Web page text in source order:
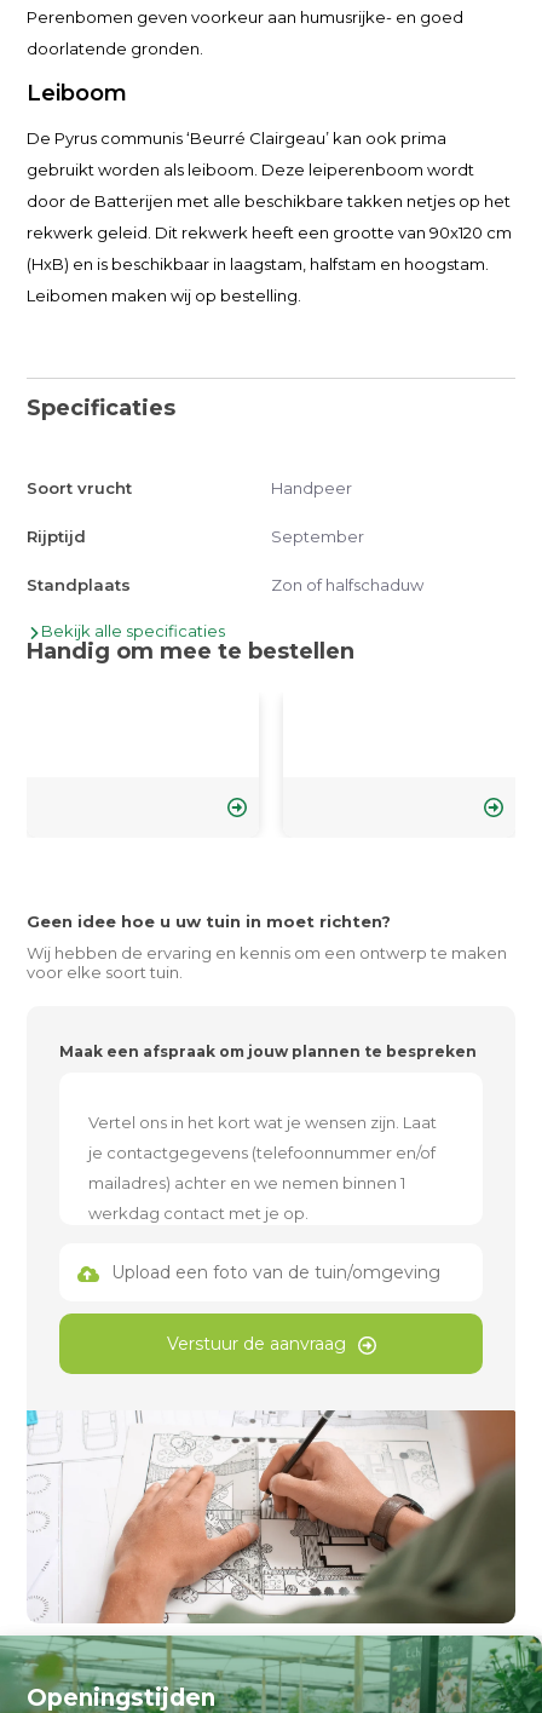
Perenbomen geven voorkeur aan humusrijke- en goed
doorlatende gronden.
Leiboom
De Pyrus communis ‘Beurré Clairgeau’ kan ook prima
gebruikt worden als leiboom. Deze leiperenboom wordt
door de Batterijen met alle beschikbare takken netjes op het
rekwerk geleid. Dit rekwerk heeft een grootte van 90x120 cm
(HxB) en is beschikbaar in laagstam, halfstam en hoogstam.
Leibomen maken wij op bestelling.
Specificaties
Soort vrucht Handpeer
Rijptijd September
Standplaats Zon of halfschaduw
Bekijk alle specificaties
Handig om mee te bestellen
Geen idee hoe u uw tuin in moet richten?
Wij hebben de ervaring en kennis om een ontwerp te maken
voor elke soort tuin.
Maak een afspraak om jouw plannen te bespreken
Upload een foto van de tuin/omgeving
Verstuur de aanvraag
Openingstijden